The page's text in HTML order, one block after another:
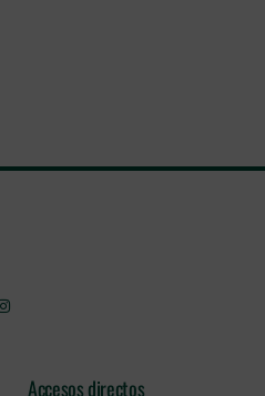
Accesos directos